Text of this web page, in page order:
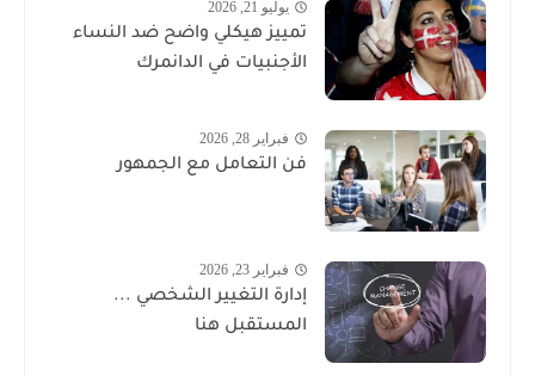
يوليو 21, 2026
تمييز هيكلي واضح ضد النساء
الأجنبيات في الدانمرك
فبراير 28, 2026
فن التعامل مع الجمهور
فبراير 23, 2026
إدارة التغيير الشخصي ...
المستقبل هنا